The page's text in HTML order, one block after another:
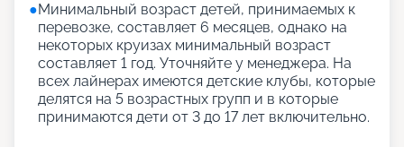
●Минимальный возраст детей, принимаемых к
перевозке, составляет 6 месяцев, однако на
некоторых круизах минимальный возраст
составляет 1 год. Уточняйте у менеджера. На
всех лайнерах имеются детские клубы, которые
делятся на 5 возрастных групп и в которые
принимаются дети от 3 до 17 лет включительно.